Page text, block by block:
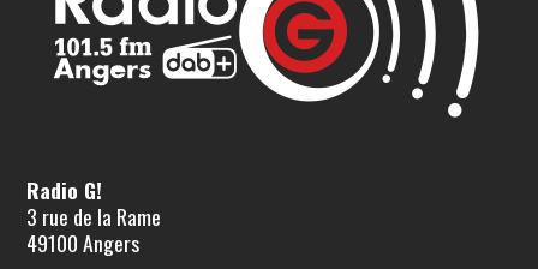
Radio G!
3 rue de la Rame
49100 Angers